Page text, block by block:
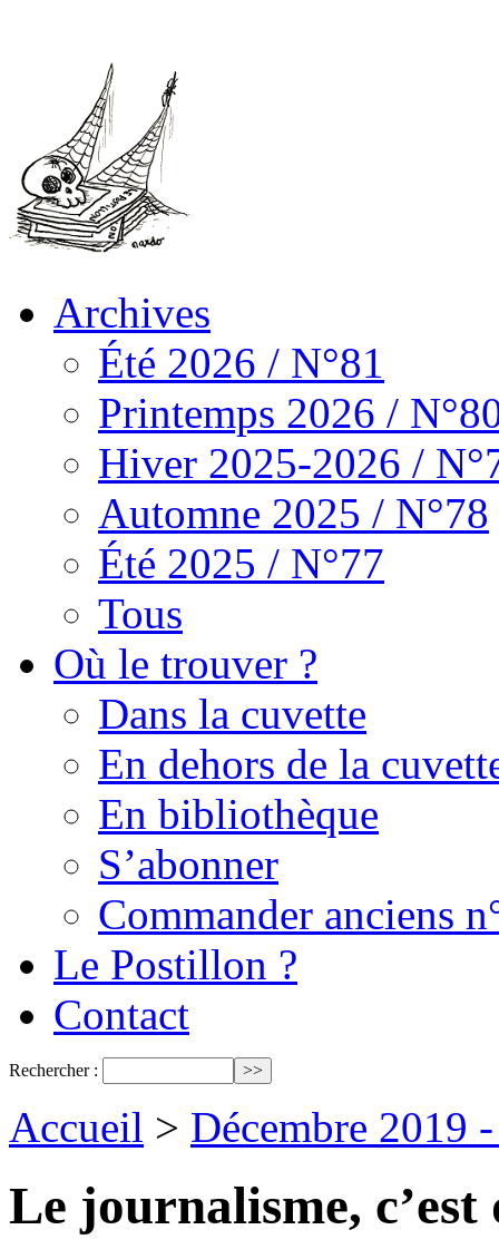
Archives
Été 2026 / N°81
Printemps 2026 /
Hiver 2025-2026 /
Automne 2025 / N°78
Été 2025 / N°77
Tous
Où le trouver ?
Dans la cuvette
En dehors de la
En bibliothèque
S’abonner
Commander anciens
Le Postillon ?
Contact
Rechercher :
Accueil > Décembre 2019
Le journalisme, c’est